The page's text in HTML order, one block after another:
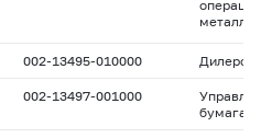
002-13495-010000
002-13497-001000